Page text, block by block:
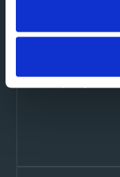
Agency & Advisory